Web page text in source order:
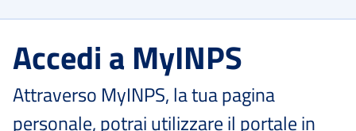
Accedi a MyINPS
Attraverso MyINPS, la tua pagina
personale, potrai utilizzare il portale in